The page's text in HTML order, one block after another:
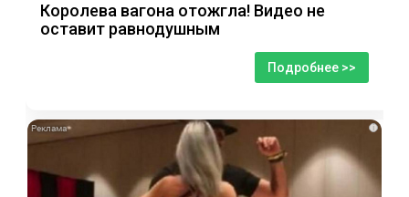
Королева вагона отожгла! Видео не
оставит равнодушным
Подробнее >>
i